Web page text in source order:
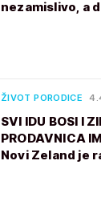
nezamislivo, a
ŽIVOT PORODICE
SVI IDU BOSI I
PRODAVNICA
Novi Zeland je